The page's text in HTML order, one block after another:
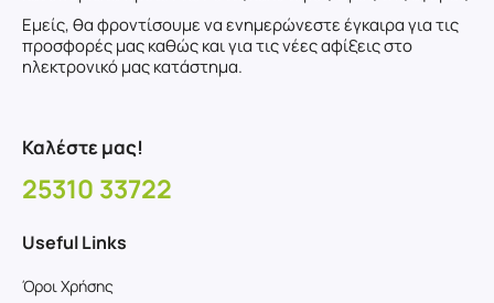
Εμείς, θα φροντίσουμε να ενημερώνεστε έγκαιρα για τις
προσφορές μας καθώς και για τις νέες αφίξεις στο
ηλεκτρονικό μας κατάστημα.
Καλέστε μας!
25310 33722
Useful Links
Όροι Χρήσης